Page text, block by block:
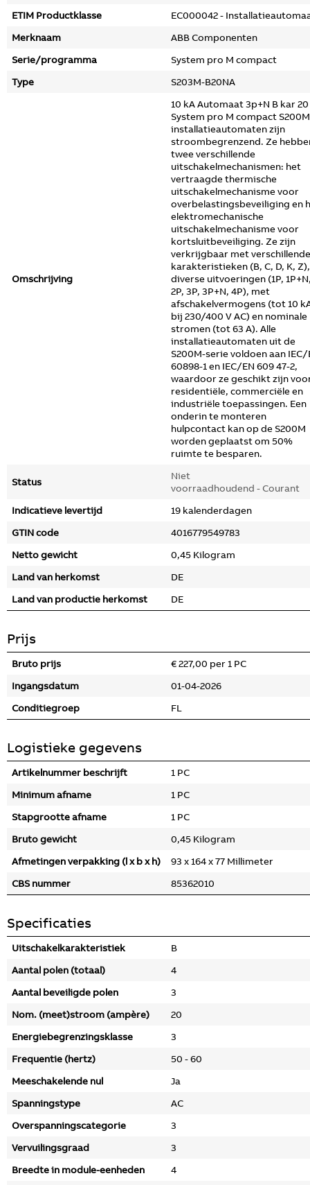
ETIM Productklasse
EC000042 -
Merknaam
ABB Componenten
Serie/programma
System pro M compact
Type
S203M-B20NA
Omschrijving
10 kA Automaat 3p+N B kar 20
System pro M compact S200M
installatieautomaten zijn
stroombegrenzend. Ze
twee verschillende
uitschakelmechanismen: het
vertraagde thermische
uitschakelmechanisme voor
overbelastingsbeveiliging en
elektromechanische
uitschakelmechanisme voor
kortsluitbeveiliging. Ze zijn
verkrijgbaar met verschillende
karakteristieken (B, C, D, K,
diverse uitvoeringen (1P,
2P, 3P, 3P+N, 4P), met
afschakelvermogens (tot 10
bij 230/400 V AC) en nominale
stromen (tot 63 A). Alle
installatieautomaten uit de
S200M-serie voldoen aan IEC/
60898-1 en IEC/EN 609 47-2,
waardoor ze geschikt zijn
residentiële, commerciële en
industriële toepassingen. Een
onderin te monteren
hulpcontact kan op de S200M
worden geplaatst om 50%
ruimte te besparen.
Status
Niet
voorraadhoudend - Courant
Indicatieve levertijd
19 kalenderdagen
GTIN code
4016779549783
Netto gewicht
0,45 Kilogram
Land van herkomst
DE
Land van productie herkomst
DE
Prijs
Bruto prijs
€ 227,00 per 1 PC
Ingangsdatum
01-04-2026
Conditiegroep
FL
Logistieke gegevens
Artikelnummer beschrijft
1 PC
Minimum afname
1 PC
Stapgrootte afname
1 PC
Bruto gewicht
0,45 Kilogram
Afmetingen verpakking (l x b x h)
93 x 164 x 77 Millimeter
CBS nummer
85362010
Specificaties
Uitschakelkarakteristiek
B
Aantal polen (totaal)
4
Aantal beveiligde polen
3
Nom. (meet)stroom (ampère)
20
Energiebegrenzingsklasse
3
Frequentie (hertz)
50 - 60
Meeschakelende nul
Ja
Spanningstype
AC
Overspanningscategorie
3
Vervuilingsgraad
3
Breedte in module-eenheden
4